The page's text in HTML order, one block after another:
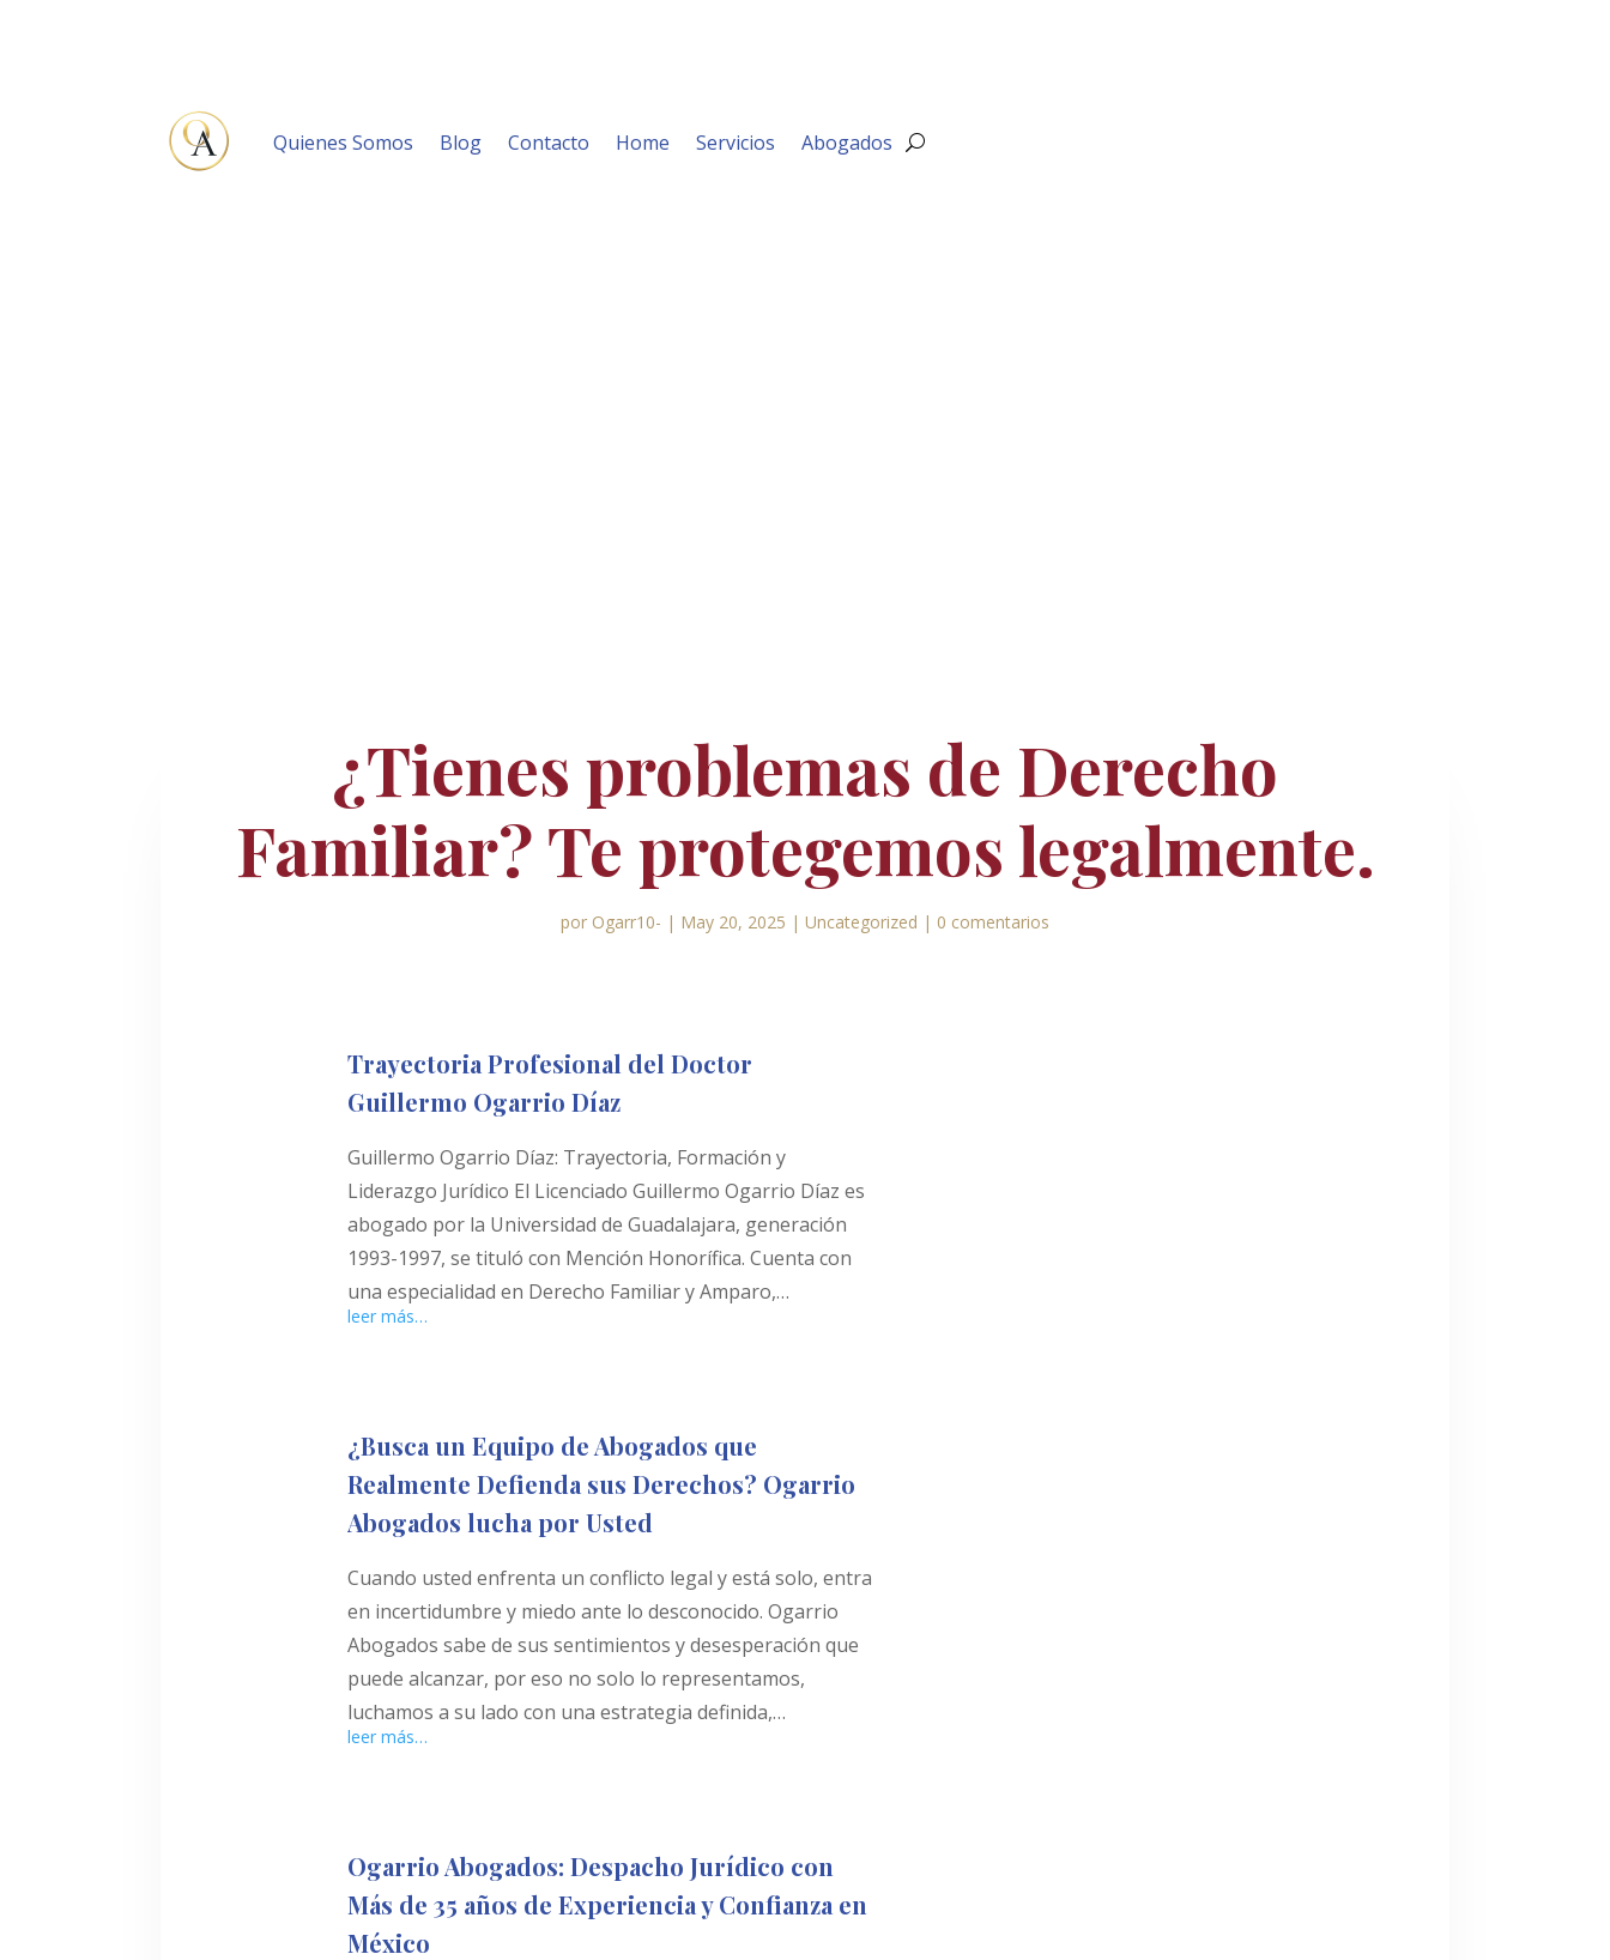
Quienes Somos Blog Contacto Home Servicios Abogados
¿Tienes problemas de Derecho
Familiar? Te protegemos legalmente.
por Ogarr10- | May 20, 2025 | Uncategorized | 0 comentarios
Trayectoria Profesional del Doctor
Guillermo Ogarrio Díaz
Guillermo Ogarrio Díaz: Trayectoria, Formación y
Liderazgo Jurídico El Licenciado Guillermo Ogarrio Díaz es
abogado por la Universidad de Guadalajara, generación
1993-1997, se tituló con Mención Honorífica. Cuenta con
una especialidad en Derecho Familiar y Amparo,…
leer más…
¿Busca un Equipo de Abogados que
Realmente Defienda sus Derechos? Ogarrio
Abogados lucha por Usted
Cuando usted enfrenta un conflicto legal y está solo, entra
en incertidumbre y miedo ante lo desconocido. Ogarrio
Abogados sabe de sus sentimientos y desesperación que
puede alcanzar, por eso no solo lo representamos,
luchamos a su lado con una estrategia definida,…
leer más…
Ogarrio Abogados: Despacho Jurídico con
Más de 35 años de Experiencia y Confianza en
México